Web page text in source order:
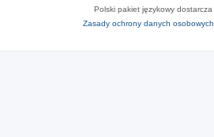
Polski pakiet językowy dostarcza
Zasady ochrony danych osobowych